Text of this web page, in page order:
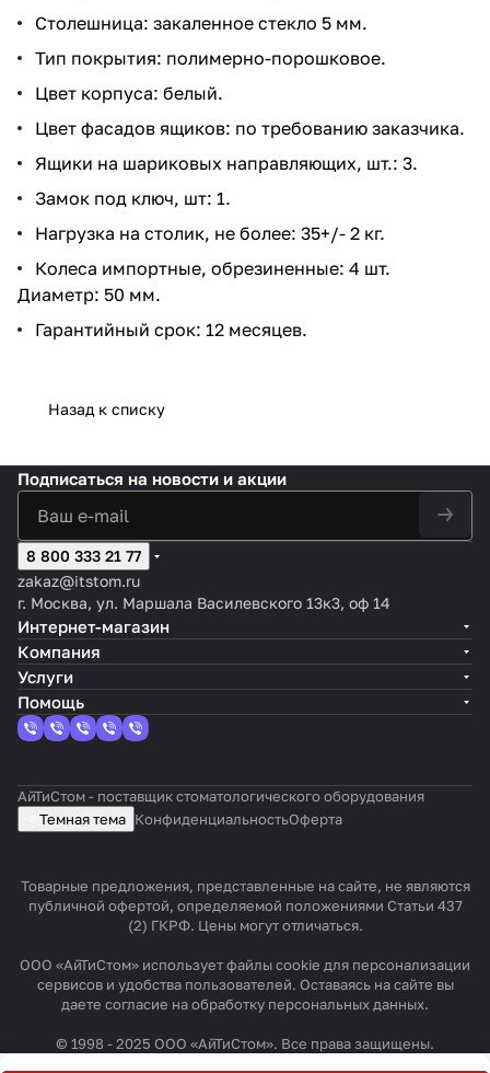
Столешница: закаленное стекло 5 мм.
Тип покрытия: полимерно-порошковое.
Цвет корпуса: белый.
Цвет фасадов ящиков: по требованию заказчика.
Ящики на шариковых направляющих, шт.: 3.
Замок под ключ, шт: 1.
Нагрузка на столик, не более: 35+/- 2 кг.
Колеса импортные, обрезиненные: 4 шт.
Диаметр: 50 мм.
Гарантийный срок: 12 месяцев.
Назад к списку
Подписаться на новости и акции
8 800 333 21 77
zakaz@itstom.ru
г. Москва, ул. Маршала Василевского 13к3, оф 14
Интернет-магазин
Компания
Услуги
Помощь
АйТиСтом - поставщик стоматологического оборудования
Темная тема КонфиденциальностьОферта
Товарные предложения, представленные на сайте, не являются
публичной офертой, определяемой положениями Статьи 437
(2) ГКРФ. Цены могут отличаться.
ООО «АйТиСтом» использует файлы cookie для персонализации
сервисов и удобства пользователей. Оставаясь на сайте вы
даете согласие на обработку персональных данных.
© 1998 - 2025 ООО «АйТиСтом». Все права защищены.